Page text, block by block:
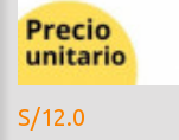
S/12.0